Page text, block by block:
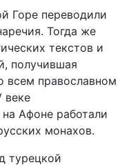
Горе переводили
Тогда же
текстов и
получившая
всем православном
веке
Афоне работали
монахов.
турецкой